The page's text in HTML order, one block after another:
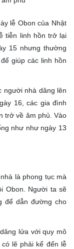
lễ Obon của Nhật
tiễn linh hồn trở lại
15 nhưng thường
giúp các linh hồn
người nhà dâng lên
16, các gia đình
trở về âm phủ. Vào
như như ngày 13
là phong tục mà
Obon. Người ta sẽ
để dẫn đường cho
lửa với quy mô
lẽ phải kể đến lễ